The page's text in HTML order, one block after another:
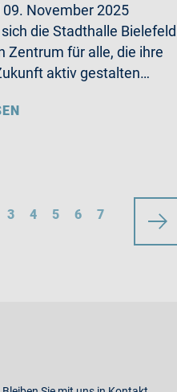
November 2025
die Stadthalle Bielefeld
Zentrum für alle, die ihre
aktiv gestalten…
3 4 5 6 7